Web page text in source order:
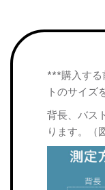
***購入する
トのサイズ
背長、バス
ります。（